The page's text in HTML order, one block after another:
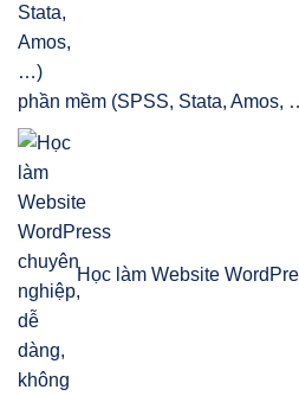
phần mềm (SPSS, Stata, Amos,
Học làm Website